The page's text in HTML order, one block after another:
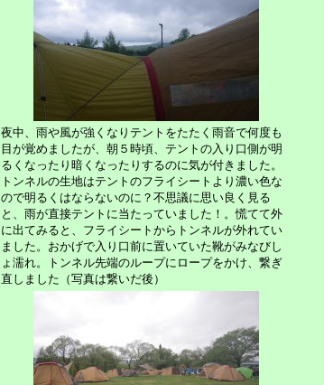
夜中、雨や風が強くなりテントをたたく雨音で何度も
目が覚めましたが、朝５時頃、テントの入り口側が明
るくなったり暗くなったりするのに気が付きました。
トンネルの生地はテントのフライシートより濃い色な
ので明るくはならないのに？不思議に思い良く見る
と、雨が直接テントに当たっていました！。慌てて外
に出てみると、フライシートからトンネルが外れてい
ました。おかげで入り口前に置いていた靴がみなびし
ょ濡れ。トンネル先端のループにロープをかけ、繋ぎ
直しました（写真は繋いだ後）